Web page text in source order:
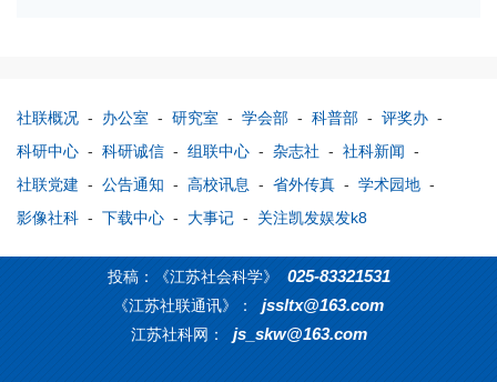
社联概况 - 办公室 - 研究室 - 学会部 - 科普部 - 评奖办 -
科研中心 - 科研诚信 - 组联中心 - 杂志社 - 社科新闻 -
社联党建 - 公告通知 - 高校讯息 - 省外传真 - 学术园地 -
影像社科 - 下载中心 - 大事记 - 关注凯发娱发k8
投稿：《江苏社会科学》 025-83321531
《江苏社联通讯》： jssltx@163.com
江苏社科网： js_skw@163.com